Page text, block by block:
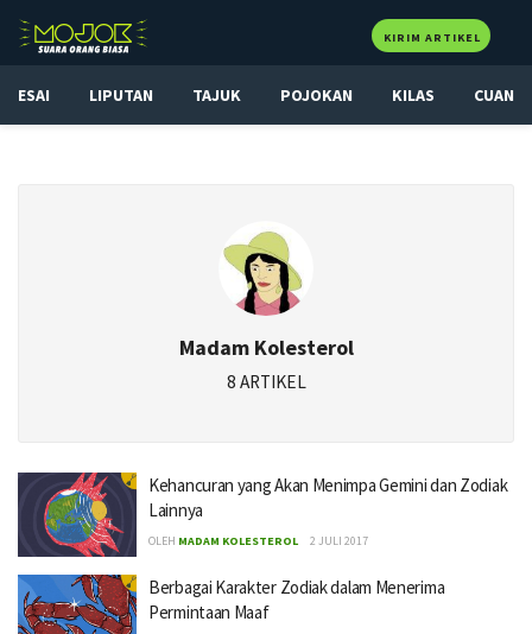
KIRIM ARTIKEL
ESAI LIPUTAN TAJUK POJOKAN KILAS CUAN
Madam Kolesterol
8 ARTIKEL
Kehancuran yang Akan Menimpa Gemini dan Zodiak
Lainnya
OLEH MADAM KOLESTEROL 2 JULI 2017
Berbagai Karakter Zodiak dalam Menerima
Permintaan Maaf